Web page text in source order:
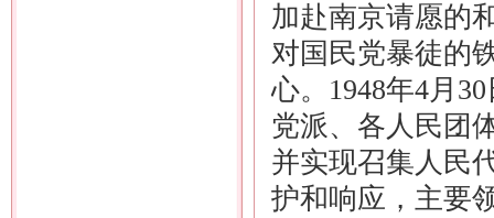
加赴南京请愿的
对国民党暴徒的
心。1948年4月
党派、各人民团
并实现召集人民
护和响应，主要